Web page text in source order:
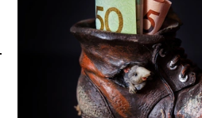
Спасылка без VPN